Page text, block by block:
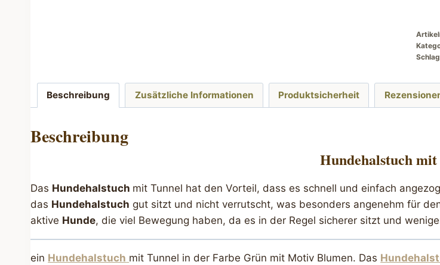
Beschreibung Zusätzliche Informationen Produktsicherheit
Beschreibung
Hundehalstuch
Das Hundehalstuch mit Tunnel hat den Vorteil, dass es schnell und einfach
das Hundehalstuch gut sitzt und nicht verrutscht, was besonders angenehm für
aktive Hunde, die viel Bewegung haben, da es in der Regel sicherer sitzt und
ein Hundehalstuch mit Tunnel in der Farbe Grün mit Motiv Blumen. Das